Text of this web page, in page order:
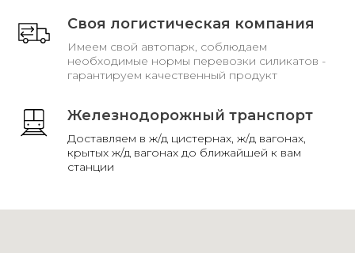
Своя логистическая компания
Имеем свой автопарк, соблюдаем
необходимые нормы перевозки силикатов -
гарантируем качественный продукт
Железнодорожный транспорт
Доставляем в ж/д цистернах, ж/д вагонах,
крытых ж/д вагонах до ближайшей к вам
станции